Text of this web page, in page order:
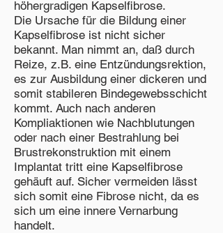
höhergradigen Kapselfibrose.
Die Ursache für die Bildung einer
Kapselfibrose ist nicht sicher
bekannt. Man nimmt an, daß durch
Reize, z.B. eine Entzündungsrektion,
es zur Ausbildung einer dickeren und
somit stabileren Bindegewebsschicht
kommt. Auch nach anderen
Kompliaktionen wie Nachblutungen
oder nach einer Bestrahlung bei
Brustrekonstruktion mit einem
Implantat tritt eine Kapselfibrose
gehäuft auf. Sicher vermeiden lässt
sich somit eine Fibrose nicht, da es
sich um eine innere Vernarbung
handelt.